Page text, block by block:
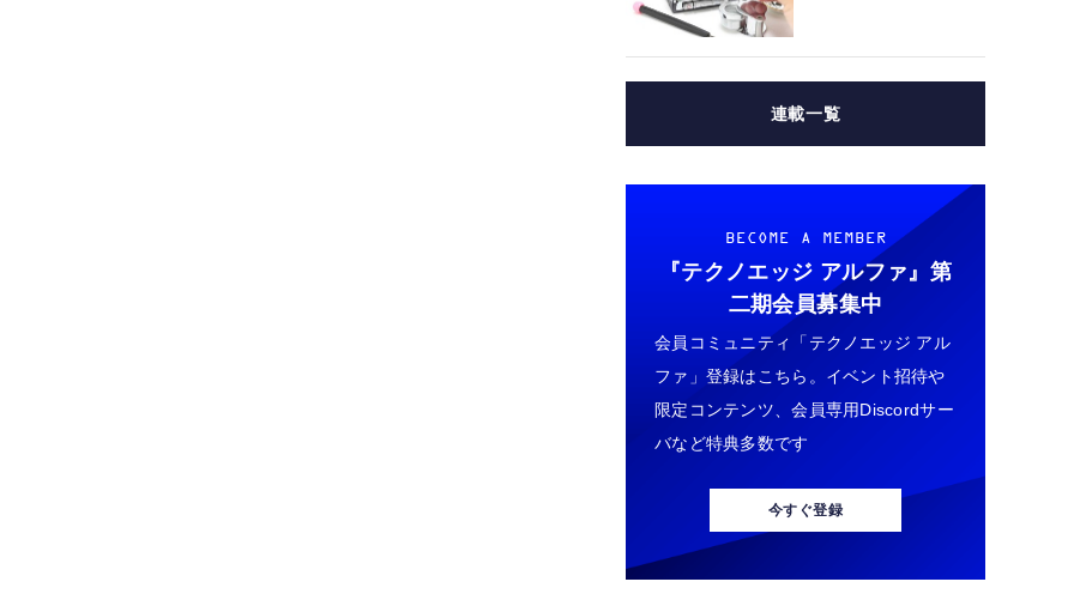
連載一覧
BECOME A MEMBER
『テクノエッジ アルファ』 第
二期会員募集中
会員コミュニティ「テクノエッジ アル
ファ」登録はこちら。イベント招待や
限定コンテンツ、会員専用Discordサー
バなど特典多数です
今すぐ登録